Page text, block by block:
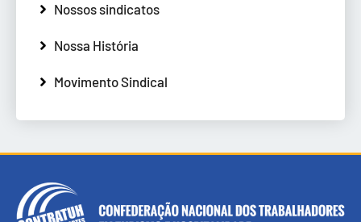
Nossos sindicatos
Nossa História
Movimento Sindical